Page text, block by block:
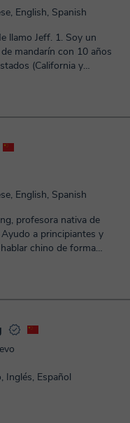
English, Spanish
Jeff. 1. Soy un
mandarín con 10 años
(California y
universidad...
English, Spanish
profesora nativa de
a principiantes y
chino de forma
Inglés, Español